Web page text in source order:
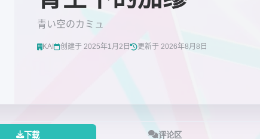
青い空のカミュ
KAI 创建于 2025年1月2日 更新于 2026年8月8日
下载 评论区